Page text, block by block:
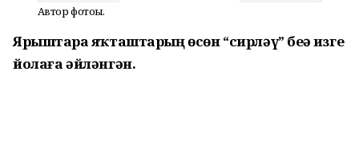
Автор фотоһы.
Ярыштарҙа яҡташтарың өсөн “сирләү” беҙҙә изге
йолаға әйләнгән.